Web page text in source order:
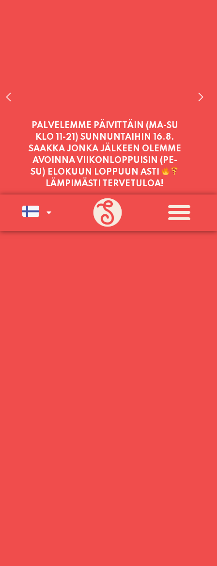
PALVELEMME TÄNÄÄN:
TORSTAI 11:00 - 21:00
PALVELEMME PÄIVITTÄIN (MA-SU
KLO 11-21) SUNNUNTAIHIN 16.8.
SAAKKA JONKA JÄLKEEN OLEMME
AVOINNA VIIKONLOPPUISIN (PE-
SU) ELOKUUN LOPPUUN ASTI
LÄMPIMÄSTI TERVETULOA!